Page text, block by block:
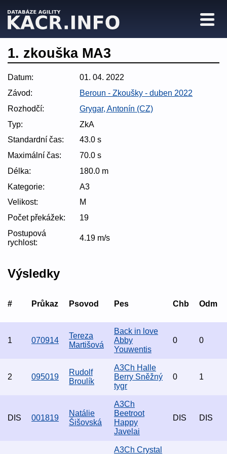
1. zkouška MA3
Datum:
01. 04. 2022
Závod:
Beroun - Zkoušky - duben 2022
Rozhodčí:
Grygar, Antonín (CZ)
Typ:
ZkA
Standardní čas:
43.0 s
Maximální čas:
70.0 s
Délka:
180.0 m
Kategorie:
A3
Velikost:
M
Počet překážek:
19
Postupová
rychlost:
4.19 m/s
Výsledky
# Průkaz Psovod Pes Chb Odm
1 070914
Tereza
Martišová
Back in love
Abby
Youwentis
0 0
2 095019
Rudolf
Broulík
A3Ch Halle
Berry Sněžný
tygr
0 1
DIS 001819
Natálie
Šišovská
A3Ch
Beetroot
Happy
Javelai
DIS DIS
A3Ch Crystal